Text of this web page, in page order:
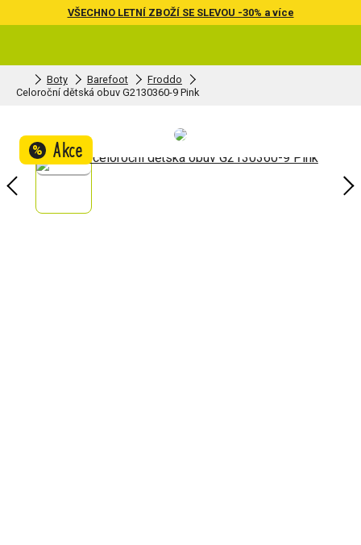
VŠECHNO LETNÍ ZBOŽÍ SE SLEVOU -30% a více
Boty Barefoot
Froddo
Celoroční dětská obuv G2130360-9 Pink
% Akce